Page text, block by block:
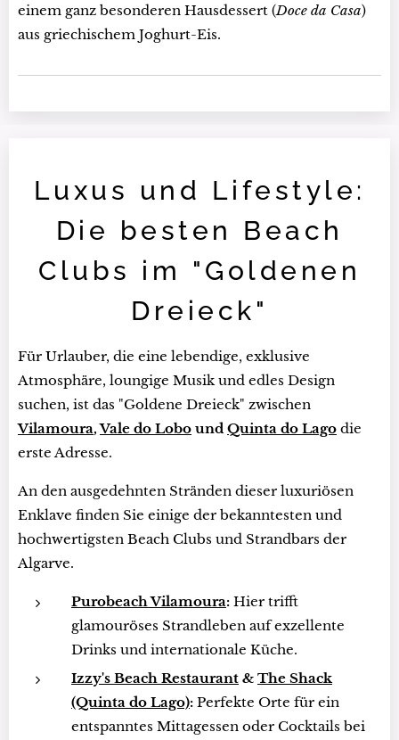
einem ganz besonderen Hausdessert (Doce da Casa)
aus griechischem Joghurt-Eis.
Luxus und Lifestyle:
Die besten Beach
Clubs im "Goldenen
Dreieck"
Für Urlauber, die eine lebendige, exklusive
Atmosphäre, loungige Musik und edles Design
suchen, ist das "Goldene Dreieck" zwischen
Vilamoura,Vale do Lobo und Quinta do Lago die
erste Adresse.
An den ausgedehnten Stränden dieser luxuriösen
Enklave finden Sie einige der bekanntesten und
hochwertigsten Beach Clubs und Strandbars der
Algarve.
Purobeach Vilamoura: Hier trifft
glamouröses Strandleben auf exzellente
Drinks und internationale Küche.
Izzy's Beach Restaurant & The Shack
(Quinta do Lago): Perfekte Orte für ein
entspanntes Mittagessen oder Cocktails bei